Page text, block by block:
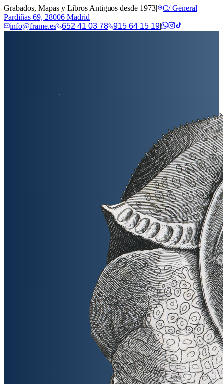
Grabados, Mapas y Libros Antiguos desde 1973|
C/ General
Pardiñas 69, 28006 Madrid
info@frame.es
652 41 03 78 915 64 15 19|